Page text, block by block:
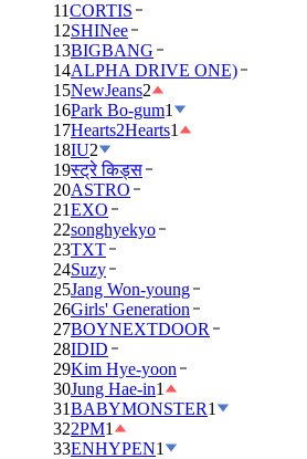
11CORTIS
12SHINee
13BIGBANG
14ALPHA DRIVE ONE)
15NewJeans2
16Park Bo-gum1
17Hearts2Hearts1
18IU2
19स्ट्रे किड्स
20ASTRO
21EXO
22songhyekyo
23TXT
24Suzy
25Jang Won-young
26Girls' Generation
27BOYNEXTDOOR
28IDID
29Kim Hye-yoon
30Jung Hae-in1
31BABYMONSTER1
322PM1
33ENHYPEN1